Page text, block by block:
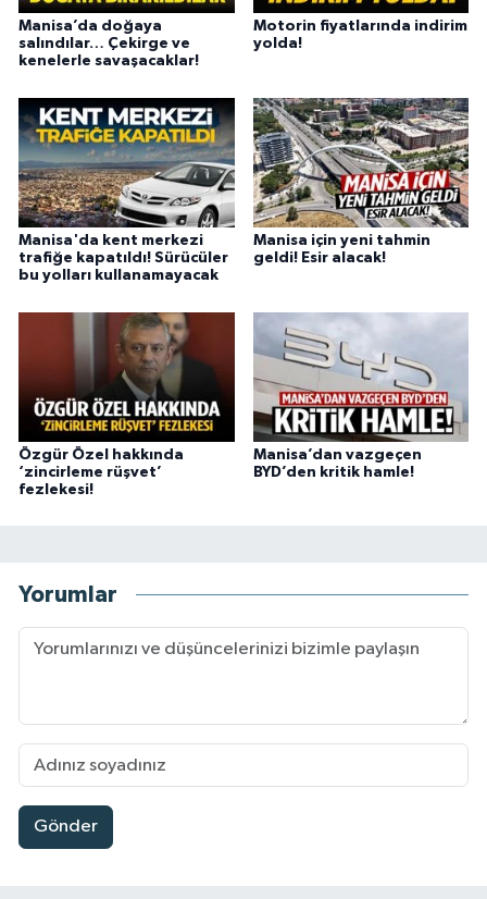
Manisa’da doğaya
salındılar… Çekirge ve
kenelerle savaşacaklar!
Motorin fiyatlarında indirim
yolda!
Manisa'da kent merkezi
trafiğe kapatıldı! Sürücüler
bu yolları kullanamayacak
Manisa için yeni tahmin
geldi! Esir alacak!
Özgür Özel hakkında
‘zincirleme rüşvet’
fezlekesi!
Manisa’dan vazgeçen
BYD’den kritik hamle!
Yorumlar
Gönder